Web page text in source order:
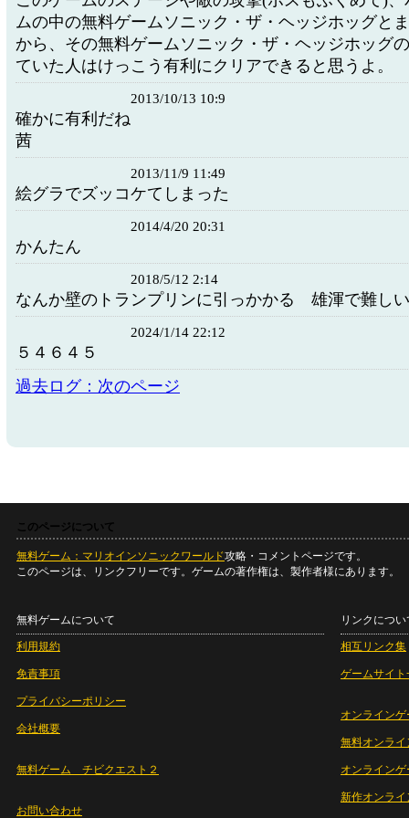
ムの中の無料ゲームソニック・ザ・ヘッジホッグと
から、その無料ゲームソニック・ザ・ヘッジホッグ
ていた人はけっこう有利にクリアできると思うよ。
2013/10/13 10:9
確かに有利だね
茜
2013/11/9 11:49
絵グラでズッコケてしまった
2014/4/20 20:31
かんたん
2018/5/12 2:14
なんか壁のトランプリンに引っかかる 雄渾で難しい
2024/1/14 22:12
５４６４５
過去ログ：次のページ
このページについて
無料ゲーム：マリオインソニックワールド攻略・コメントページです。
このページは、リンクフリーです。ゲームの著作権は、製作者様にあります。
無料ゲームについて
利用規約
免責事項
プライバシーポリシー
会社概要
無料ゲーム チビクエスト２
お問い合わせ
リンクについ
相互リンク集
ゲームサイト
オンラインゲ
無料オンライ
オンライン
新作オンライ